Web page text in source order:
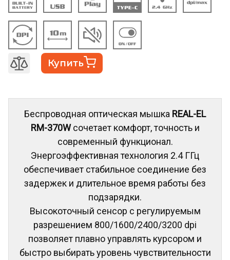
Купить
Беспроводная оптическая мышка REAL-EL
RM-370Wсочетает комфорт, точность и
современный функционал.
Энергоэффективная технология 2.4 ГГц
обеспечивает стабильное соединение без
задержек и длительное время работы без
подзарядки.
Высокоточный сенсор с регулируемым
разрешением 800/1600/2400/3200 dpi
позволяет плавно управлять курсором и
быстро выбирать уровень чувствительности